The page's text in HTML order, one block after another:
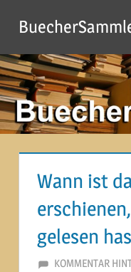
Inhalt
springen
Wann ist
gelesen
7. OKTOBER 2013
MARTINA BERG
KOMMENTAR